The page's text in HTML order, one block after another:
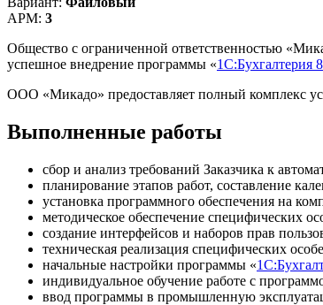
АРМ: 3
Общество с ограниченной ответственностью
успешное внедрение программы «1С:Бухгалтерия 8
ООО «Микадо» предоставляет полный комплекс
Выполненные работы
сбор и анализ требований Заказчика к
планирование этапов работ, составление
установка программного обеспечения на
методическое обеспечение специфических
создание интерфейсов и наборов прав
техническая реализация специфических
начальные настройки программы «
индивидуальное обучение работе с
ввод программы в промышленную